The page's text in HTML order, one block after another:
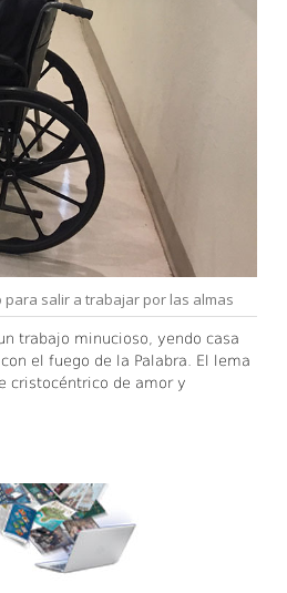
salir a trabajar por las almas
trabajo minucioso, yendo casa
el fuego de la Palabra. El lema
cristocéntrico de amor y